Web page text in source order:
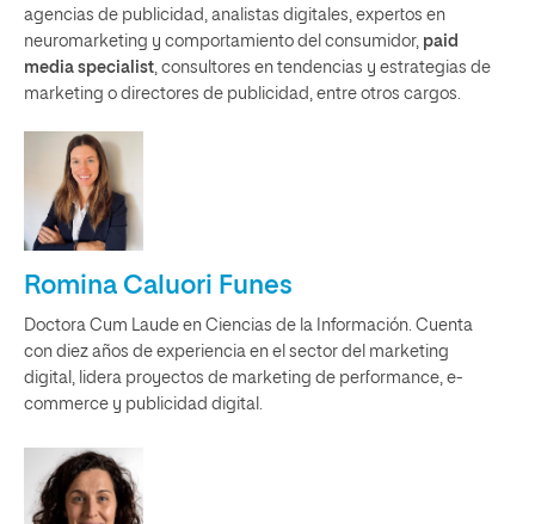
agencias de publicidad, analistas digitales, expertos en
neuromarketing y comportamiento del consumidor, paid
media specialist , consultores en tendencias y estrategias de
marketing o directores de publicidad, entre otros cargos.
Romina Caluori Funes
Doctora Cum Laude en Ciencias de la Información. Cuenta
con diez años de experiencia en el sector del marketing
digital, lidera proyectos de marketing de performance, e-
commerce y publicidad digital.